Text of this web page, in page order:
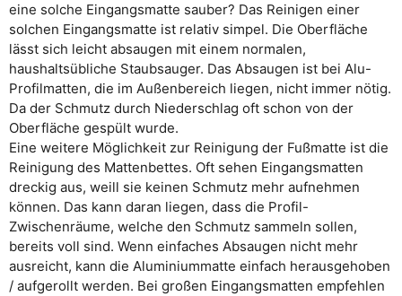
eine solche Eingangsmatte sauber? Das Reinigen einer
solchen Eingangsmatte ist relativ simpel. Die Oberfläche
lässt sich leicht absaugen mit einem normalen,
haushaltsübliche Staubsauger. Das Absaugen ist bei Alu-
Profilmatten, die im Außenbereich liegen, nicht immer nötig.
Da der Schmutz durch Niederschlag oft schon von der
Oberfläche gespült wurde.
Eine weitere Möglichkeit zur Reinigung der Fußmatte ist die
Reinigung des Mattenbettes. Oft sehen Eingangsmatten
dreckig aus, weill sie keinen Schmutz mehr aufnehmen
können. Das kann daran liegen, dass die Profil-
Zwischenräume, welche den Schmutz sammeln sollen,
bereits voll sind. Wenn einfaches Absaugen nicht mehr
ausreicht, kann die Aluminiummatte einfach herausgehoben
/ aufgerollt werden. Bei großen Eingangsmatten empfehlen